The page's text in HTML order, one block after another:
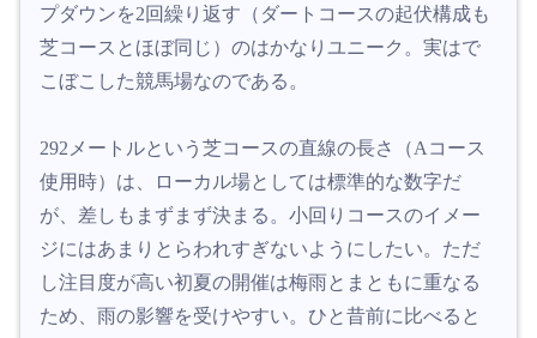
プダウンを2回繰り返す（ダートコースの起伏構成も
芝コースとほぼ同じ）のはかなりユニーク。実はで
こぼこした競馬場なのである。
292メートルという芝コースの直線の長さ（Aコース
使用時）は、ローカル場としては標準的な数字だ
が、差しもまずまず決まる。小回りコースのイメー
ジにはあまりとらわれすぎないようにしたい。ただ
し注目度が高い初夏の開催は梅雨とまともに重なる
ため、雨の影響を受けやすい。ひと昔前に比べると